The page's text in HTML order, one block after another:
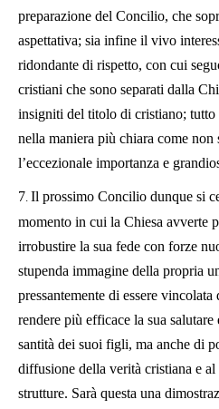
preparazione del Concilio, che
aspettativa; sia infine il vivo
ridondante di rispetto, con cui
cristiani che sono separati dalla
insigniti del titolo di cristiano; tutto
nella maniera più chiara come non
l’eccezionale importanza e
7. Il prossimo Concilio dunque si
momento in cui la Chiesa avverte
irrobustire la sua fede con forze
stupenda immagine della propria
pressantemente di essere
rendere più efficace la sua
santità dei suoi figli, ma anche di
diffusione della verità cristiana e
strutture. Sarà questa una